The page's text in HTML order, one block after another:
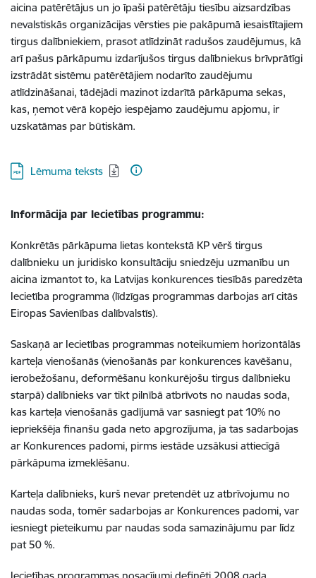
aicina patērētājus un jo īpaši patērētāju tiesību aizsardzības
nevalstiskās organizācijas vērsties pie pakāpumā iesaistītajiem
tirgus dalībniekiem, prasot atlīdzināt radušos zaudējumus, kā
arī pašus pārkāpumu izdarījušos tirgus dalībniekus brīvprātīgi
izstrādāt sistēmu patērētājiem nodarīto zaudējumu
atlīdzināšanai, tādējādi mazinot izdarītā pārkāpuma sekas,
kas, ņemot vērā kopējo iespējamo zaudējumu apjomu, ir
uzskatāmas par būtiskām.
Lejupielādēt:
Lēmuma teksts
Informācija par Iecietības programmu:
Konkrētās pārkāpuma lietas kontekstā KP vērš tirgus
dalībnieku un juridisko konsultāciju sniedzēju uzmanību un
aicina izmantot to, ka Latvijas konkurences tiesībās paredzēta
Iecietība programma (līdzīgas programmas darbojas arī citās
Eiropas Savienības dalībvalstīs).
Saskaņā ar Iecietības programmas noteikumiem horizontālās
karteļa vienošanās (vienošanās par konkurences kavēšanu,
ierobežošanu, deformēšanu konkurējošu tirgus dalībnieku
starpā) dalībnieks var tikt pilnībā atbrīvots no naudas soda,
kas karteļa vienošanās gadījumā var sasniegt pat 10% no
iepriekšēja finanšu gada neto apgrozījuma, ja tas sadarbojas
ar Konkurences padomi, pirms iestāde uzsākusi attiecīgā
pārkāpuma izmeklēšanu.
Karteļa dalībnieks, kurš nevar pretendēt uz atbrīvojumu no
naudas soda, tomēr sadarbojas ar Konkurences padomi, var
iesniegt pieteikumu par naudas soda samazinājumu par līdz
pat 50 %.